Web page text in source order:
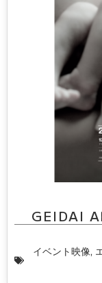
GEIDAI
イベント映像,